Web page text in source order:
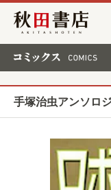
秋田書店
手塚治虫アンソロ